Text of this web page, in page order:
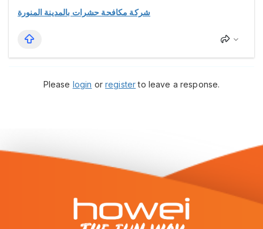
شركة مكافحة حشرات بالمدينة المنورة
Please login orregisterto leave a response.